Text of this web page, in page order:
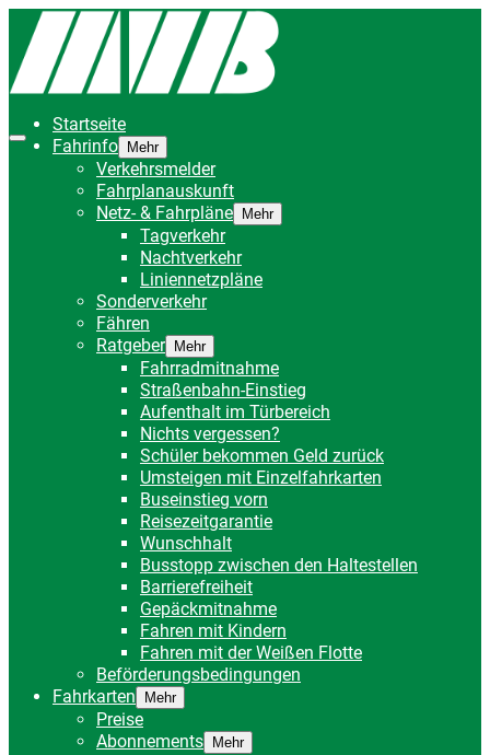
Startseite
Fahrinfo
Mehr
Verkehrsmelder
Fahrplanauskunft
Netz- & Fahrpläne
Mehr
Tagverkehr
Nachtverkehr
Liniennetzpläne
Sonderverkehr
Fähren
Ratgeber
Mehr
Fahrradmitnahme
Straßenbahn-Einstieg
Aufenthalt im Türbereich
Nichts vergessen?
Schüler bekommen Geld zurück
Umsteigen mit Einzelfahrkarten
Buseinstieg vorn
Reisezeitgarantie
Wunschhalt
Busstopp zwischen den Haltestellen
Barrierefreiheit
Gepäckmitnahme
Fahren mit Kindern
Fahren mit der Weißen Flotte
Beförderungsbedingungen
Fahrkarten
Mehr
Preise
Abonnements
Mehr